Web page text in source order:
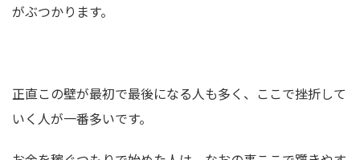
がぶつかります。
正直この壁が最初で最後になる人も多く、ここで挫折して
いく人が一番多いです。